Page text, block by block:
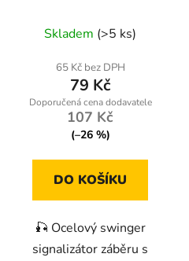
světlušku
Skladem (>5 ks)
65 Kč bez DPH
79 Kč
107 Kč
(–26 %)
DO KOŠÍKU
🎣 Ocelový swinger
signalizátor záběru s